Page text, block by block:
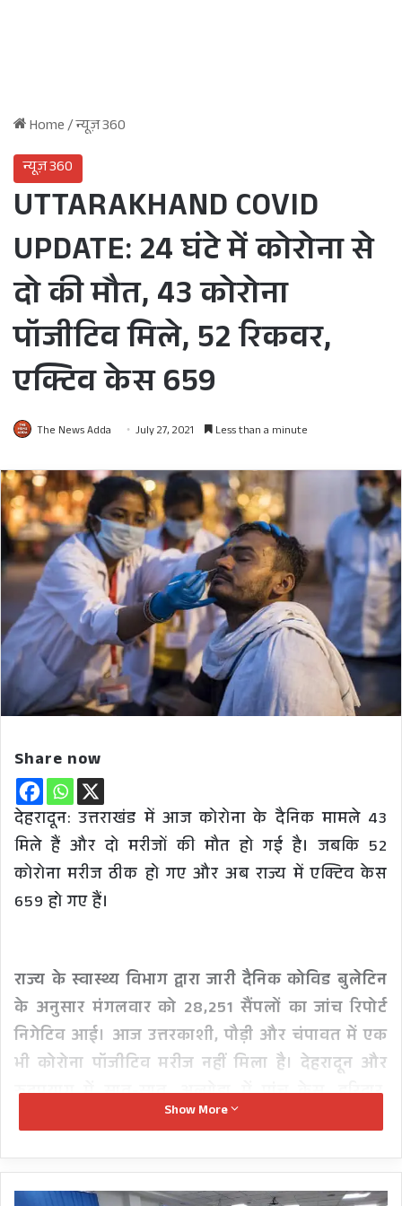
Home/न्यूज़ 360
न्यूज़ 360
UTTARAKHAND COVID
UPDATE: 24 घंटे में कोरोना से
दो की मौत, 43 कोरोना
पॉजीटिव मिले, 52 रिकवर,
एक्टिव केस 659
The News Adda July 27, 2021 Less than a minute
Share now
देहरादून: उत्तराखंड में आज कोरोना के दैनिक मामले 43
मिले हैं और दो मरीजों की मौत हो गई है। जबकि 52
कोरोना मरीज ठीक हो गए और अब राज्य में एक्टिव केस
659 हो गए हैं।
राज्य के स्वास्थ्य विभाग द्वारा जारी दैनिक कोविड बुलेटिन
के अनुसार मंगलवार को 28,251 सैंपलों का जांच रिपोर्ट
निगेटिव आई। आज उत्तरकाशी, पौड़ी और चंपावत में एक
भी कोरोना पॉजीटिव मरीज नहीं मिला है। देहरादून और
रुद्रप्रयाग में सात-सात, अल्मोड़ा में पांच केस, हरिद्वार,
नैनीताल व पिथौरागढ़ में तीन-तीन केस, बागेश्वर में दो,
Show More
झुकी